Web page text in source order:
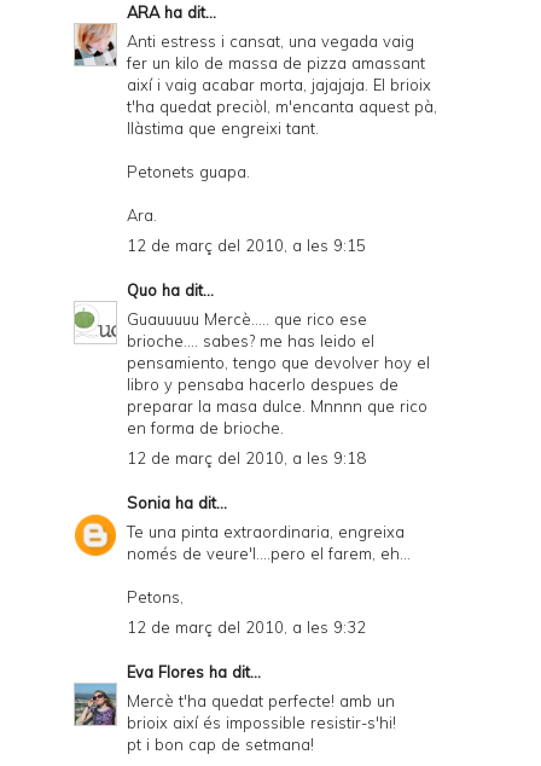
ARAha dit...
Anti estress i cansat, una vegada vaig
fer un kilo de massa de pizza amassant
així i vaig acabar morta, jajajaja. El brioix
t'ha quedat preciòl, m'encanta aquest pà,
llàstima que engreixi tant.
Petonets guapa.
Ara.
12 de març del 2010, a les 9:15
Quo ha dit...
Guauuuuu Mercè..... que rico ese
brioche.... sabes? me has leido el
pensamiento, tengo que devolver hoy el
libro y pensaba hacerlo despues de
preparar la masa dulce. Mnnnn que rico
en forma de brioche.
12 de març del 2010, a les 9:18
Sonia ha dit...
Te una pinta extraordinaria, engreixa
només de veure'l....pero el farem, eh...
Petons,
12 de març del 2010, a les 9:32
Eva Flores ha dit...
Mercè t'ha quedat perfecte! amb un
brioix així és impossible resistir-s'hi!
pt i bon cap de setmana!